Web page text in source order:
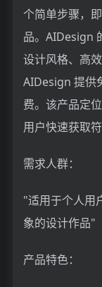
个简单步骤，
品。AIDesign
设计风格、高
AIDesign 提供
费。该产品定
用户快速获取
需求人群：
"适用于个人用
象的设计作品"
产品特色：